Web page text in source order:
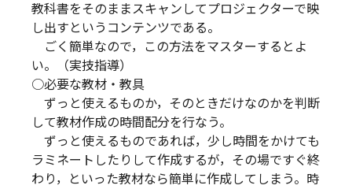
教科書をそのままスキャンしてプロジェクターで映
し出すというコンテンツである。
ごく簡単なので，この方法をマスターするとよ
い。（実技指導）
○必要な教材・教具
ずっと使えるものか，そのときだけなのかを判断
して教材作成の時間配分を行なう。
ずっと使えるものであれば，少し時間をかけても
ラミネートしたりして作成するが，その場ですぐ終
わり，といった教材なら簡単に作成してしまう。時